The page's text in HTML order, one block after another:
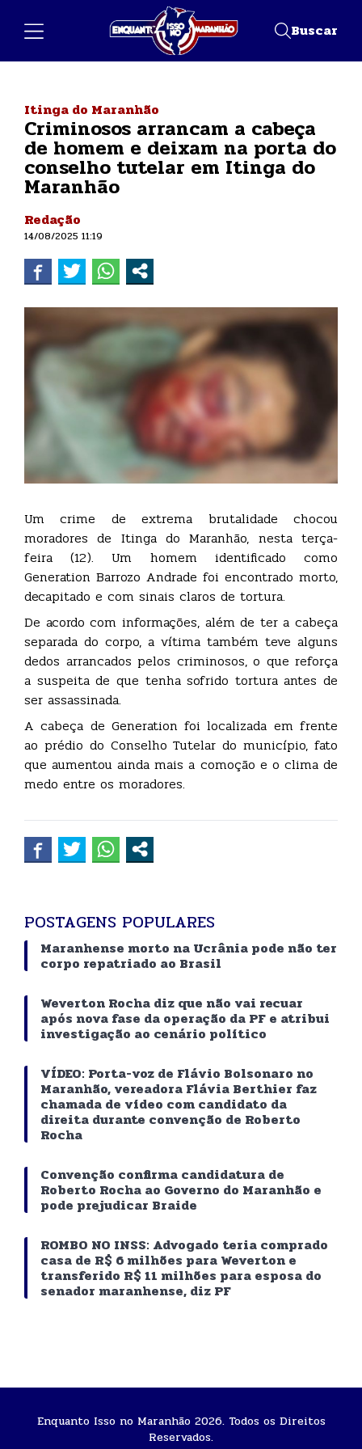
Buscar
Itinga do Maranhão
Criminosos arrancam a cabeça
de homem e deixam na porta do
conselho tutelar em Itinga do
Maranhão
Redação
14/08/2025 11:19
Um crime de extrema brutalidade chocou
moradores de Itinga do Maranhão, nesta terça-
feira (12). Um homem identificado como
Generation Barrozo Andrade foi encontrado morto,
decapitado e com sinais claros de tortura.
De acordo com informações, além de ter a cabeça
separada do corpo, a vítima também teve alguns
dedos arrancados pelos criminosos, o que reforça
a suspeita de que tenha sofrido tortura antes de
ser assassinada.
A cabeça de Generation foi localizada em frente
ao prédio do Conselho Tutelar do município, fato
que aumentou ainda mais a comoção e o clima de
medo entre os moradores.
POSTAGENS POPULARES
Maranhense morto na Ucrânia pode não ter
corpo repatriado ao Brasil
Weverton Rocha diz que não vai recuar
após nova fase da operação da PF e atribui
investigação ao cenário político
VÍDEO: Porta-voz de Flávio Bolsonaro no
Maranhão, vereadora Flávia Berthier faz
chamada de vídeo com candidato da
direita durante convenção de Roberto
Rocha
Convenção confirma candidatura de
Roberto Rocha ao Governo do Maranhão e
pode prejudicar Braide
ROMBO NO INSS: Advogado teria comprado
casa de R$ 6 milhões para Weverton e
transferido R$ 11 milhões para esposa do
senador maranhense, diz PF
Enquanto Isso no Maranhão 2026. Todos os Direitos
Reservados.